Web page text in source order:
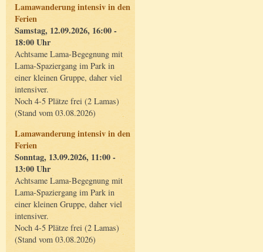
Lamawanderung intensiv in den
Ferien
Samstag, 12.09.2026, 16:00 -
18:00 Uhr
Achtsame Lama-Begegnung mit
Lama-Spaziergang im Park in
einer kleinen Gruppe, daher viel
intensiver.
Noch 4-5 Plätze frei (2 Lamas)
(Stand vom 03.08.2026)
Lamawanderung intensiv in den
Ferien
Sonntag, 13.09.2026, 11:00 -
13:00 Uhr
Achtsame Lama-Begegnung mit
Lama-Spaziergang im Park in
einer kleinen Gruppe, daher viel
intensiver.
Noch 4-5 Plätze frei (2 Lamas)
(Stand vom 03.08.2026)